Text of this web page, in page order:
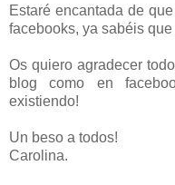
Estaré encantada de
facebooks, ya sabéis
Os quiero agradecer
blog como en
existiendo!
Un beso a todos!
Carolina.